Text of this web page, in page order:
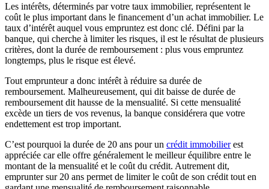
Les intérêts, déterminés par votre taux immobilier, représentent le
coût le plus important dans le financement d’un achat immobilier. Le
taux d’intérêt auquel vous empruntez est donc clé. Défini par la
banque, qui cherche à limiter les risques, il est le résultat de plusieurs
critères, dont la durée de remboursement : plus vous empruntez
longtemps, plus le risque est élevé.
Tout emprunteur a donc intérêt à réduire sa durée de
remboursement. Malheureusement, qui dit baisse de durée de
remboursement dit hausse de la mensualité. Si cette mensualité
excède un tiers de vos revenus, la banque considérera que votre
endettement est trop important.
C’est pourquoi la durée de 20 ans pour un crédit immobilierest
appréciée car elle offre généralement le meilleur équilibre entre le
montant de la mensualité et le coût du crédit. Autrement dit,
emprunter sur 20 ans permet de limiter le coût de son crédit tout en